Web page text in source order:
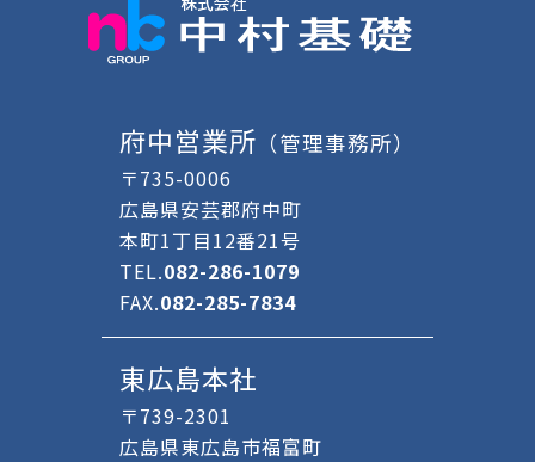
府中営業所 （管理事務所）
〒735-0006
広島県安芸郡府中町
本町1丁目12番21号
TEL.082-286-1079
FAX.082-285-7834
東広島本社
〒739-2301
広島県東広島市福富町